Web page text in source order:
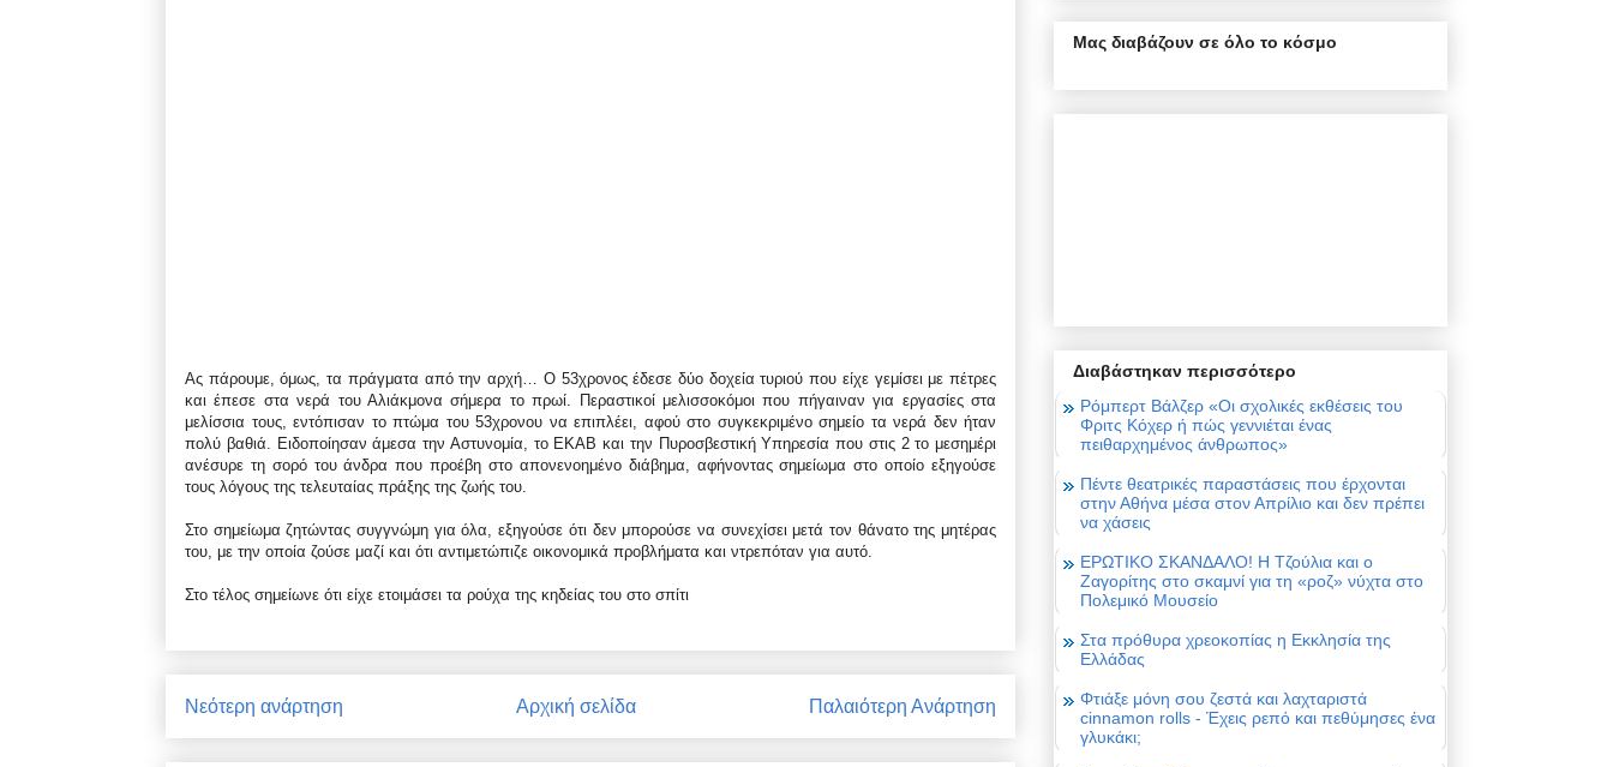
Ας πάρουμε, όμως, τα πράγματα από την αρχή… Ο 53χρονος έδεσε δύο δοχεία τυριού που είχε γεμίσει με πέτρες
και έπεσε στα νερά του Αλιάκμονα σήμερα το πρωί. Περαστικοί μελισσοκόμοι που πήγαιναν για εργασίες στα
μελίσσια τους, εντόπισαν το πτώμα του 53χρονου να επιπλέει, αφού στο συγκεκριμένο σημείο τα νερά δεν ήταν
πολύ βαθιά. Ειδοποίησαν άμεσα την Αστυνομία, το ΕΚΑΒ και την Πυροσβεστική Υπηρεσία που στις 2 το μεσημέρι
ανέσυρε τη σορό του άνδρα που προέβη στο απονενοημένο διάβημα, αφήνοντας σημείωμα στο οποίο εξηγούσε
τους λόγους της τελευταίας πράξης της ζωής του.
Στο σημείωμα ζητώντας συγγνώμη για όλα, εξηγούσε ότι δεν μπορούσε να συνεχίσει μετά τον θάνατο της μητέρας
του, με την οποία ζούσε μαζί και ότι αντιμετώπιζε οικονομικά προβλήματα και ντρεπόταν για αυτό.
Στο τέλος σημείωνε ότι είχε ετοιμάσει τα ρούχα της κηδείας του στο σπίτι
Νεότερη ανάρτηση Παλαιότερη Ανάρτηση
Αρχική σελίδα
Μας διαβάζουν σε όλο το κόσμο
Διαβάστηκαν περισσότερο
Ρόμπερτ Βάλζερ «Οι σχολικές εκθέσεις του
Φριτς Κόχερ ή πώς γεννιέται ένας
πειθαρχημένος άνθρωπος»
Πέντε θεατρικές παραστάσεις που έρχονται
στην Αθήνα μέσα στον Απρίλιο και δεν πρέπει
να χάσεις
ΕΡΩΤΙΚΟ ΣΚΑΝΔΑΛΟ! Η Τζούλια και ο
Ζαγορίτης στο σκαμνί για τη «ροζ» νύχτα στο
Πολεμικό Μουσείο
Στα πρόθυρα χρεοκοπίας η Εκκλησία της
Ελλάδας
Φτιάξε μόνη σου ζεστά και λαχταριστά
cinnamon rolls - Έχεις ρεπό και πεθύμησες ένα
γλυκάκι;